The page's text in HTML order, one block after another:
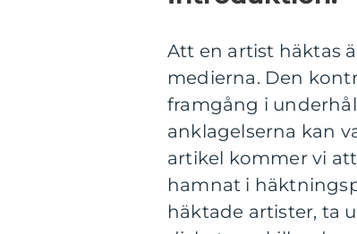
Att en artist häktas
medierna. Den
framgång i
anklagelserna kan
artikel kommer vi
hamnat i
häktade artister, ta